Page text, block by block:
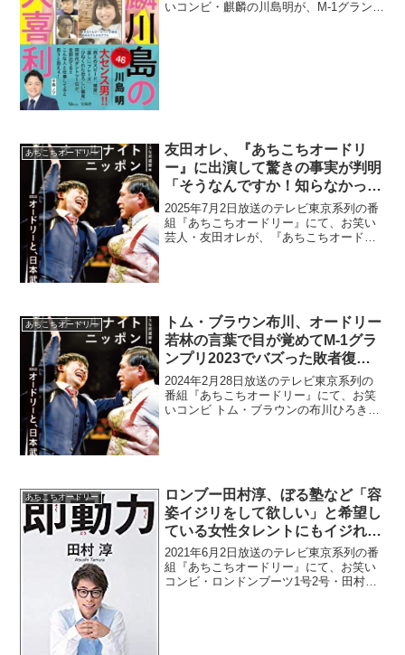
いコンビ・麒麟の川島明が、M-1グランプ
あちこちオードリー
友田オレ、『あちこちオードリ
ー』に出演して驚きの事実が判明
「そうなんですか！知らなかっ
た…」
2025年7月2日放送のテレビ東京系列の番
組『あちこちオードリー』にて、お笑い
芸人・友田オレが、『あちこちオードリ
あちこちオードリー
トム・ブラウン布川、オードリー
若林の言葉で目が覚めてM-1グラ
ンプリ2023でバズった敗者復活
戦ネタができたと告白
2024年2月28日放送のテレビ東京系列の
番組『あちこちオードリー』にて、お笑
いコンビ トム・ブラウンの布川ひろき
あちこちオードリー
ロンブー田村淳、ぼる塾など「容
姿イジリをして欲しい」と希望し
ている女性タレントにもイジれな
くなっている現状に言及「双方が
認め合ってるものに関しては、こ
れは認めてくれないと」
2021年6月2日放送のテレビ東京系列の番
組『あちこちオードリー』にて、お笑い
コンビ・ロンドンブーツ1号2号・田村淳